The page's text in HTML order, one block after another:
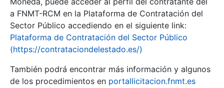
a FNMT-RCM en la Plataforma de Contratación del
Sector Público accediendo en el siguiente link:
Plataforma de Contratación del Sector Público
(https://contrataciondelestado.es/)
También podrá encontrar más información y algunos
de los procedimientos en portallicitacion.fnmt.es